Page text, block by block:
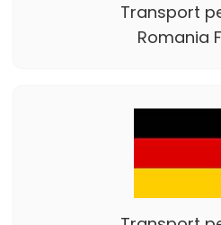
Transport
Romania